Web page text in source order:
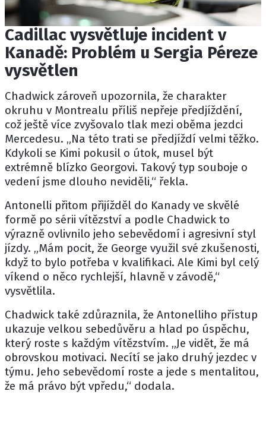
Cadillac vysvětluje incident v
Kanadě: Problém u Sergia Péreze
vysvětlen
Chadwick zároveň upozornila, že charakter
okruhu v Montrealu příliš nepřeje předjíždění,
což ještě více zvyšovalo tlak mezi oběma jezdci
Mercedesu. „Na této trati se předjíždí velmi těžko.
Kdykoli se Kimi pokusil o útok, musel být
extrémně blízko Georgovi. Takový typ souboje o
vedení jsme dlouho neviděli,“ řekla.
Antonelli přitom přijížděl do Kanady ve skvělé
formě po sérii vítězství a podle Chadwick to
výrazně ovlivnilo jeho sebevědomí i agresivní styl
jízdy. „Mám pocit, že George využil své zkušenosti,
když to bylo potřeba v kvalifikaci. Ale Kimi byl celý
víkend o něco rychlejší, hlavně v závodě,“
vysvětlila.
Chadwick také zdůraznila, že Antonelliho přístup
ukazuje velkou sebedůvěru a hlad po úspěchu,
který roste s každým vítězstvím. „Je vidět, že má
obrovskou motivaci. Necítí se jako druhý jezdec v
týmu. Jeho sebevědomí roste a jede s mentalitou,
že má právo být vpředu,“ dodala.